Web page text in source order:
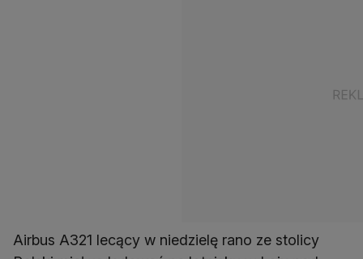
Airbus A321 lecący w niedzielę rano ze stolicy